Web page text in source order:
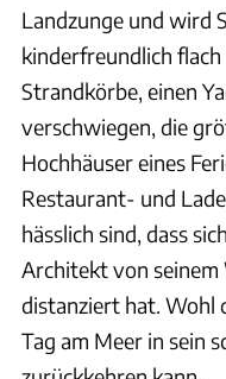
Landzunge und wird
kinderfreundlich
Strandkörbe, einen
verschwiegen, die
Hochhäuser eines
Restaurant- und
hässlich sind, dass
Architekt von seinem
distanziert hat. Wohl
Tag am Meer in sein